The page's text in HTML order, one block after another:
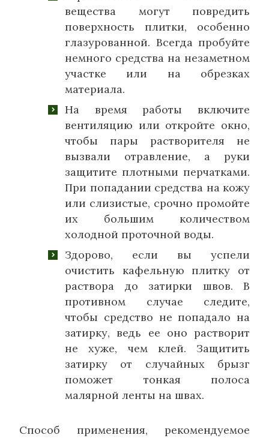
вещества могут повредить
поверхность плитки, особенно
глазурованной. Всегда пробуйте
немного средства на незаметном
участке или на обрезках
материала.
На время работы включите
вентиляцию или откройте окно,
чтобы пары растворителя не
вызвали отравление, а руки
защитите плотными перчатками.
При попадании средства на кожу
или слизистые, срочно промойте
их большим количеством
холодной проточной воды.
Здорово, если вы успели
очистить кафельную плитку от
раствора до затирки швов. В
противном случае следите,
чтобы средство не попадало на
затирку, ведь ее оно растворит
не хуже, чем клей. Защитить
затирку от случайных брызг
поможет тонкая полоса
малярной ленты на швах.
Способ применения, рекомендуемое